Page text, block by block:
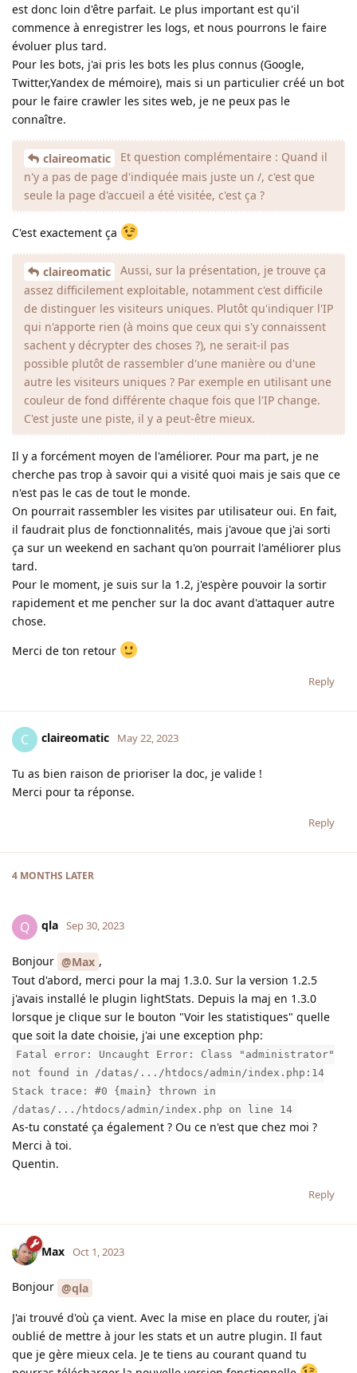
est donc loin d'être parfait. Le plus important est qu'il
commence à enregistrer les logs, et nous pourrons le faire
évoluer plus tard.
Pour les bots, j'ai pris les bots les plus connus (Google,
Twitter,Yandex de mémoire), mais si un particulier créé un bot
pour le faire crawler les sites web, je ne peux pas le
connaître.
claireomatic
Et question complémentaire : Quand il
n'y a pas de page d'indiquée mais juste un /, c'est que
seule la page d'accueil a été visitée, c'est ça ?
C'est exactement ça
claireomatic
Aussi, sur la présentation, je trouve ça
assez difficilement exploitable, notamment c'est difficile
de distinguer les visiteurs uniques. Plutôt qu'indiquer l'IP
qui n'apporte rien (à moins que ceux qui s'y connaissent
sachent y décrypter des choses ?), ne serait-il pas
possible plutôt de rassembler d'une manière ou d'une
autre les visiteurs uniques ? Par exemple en utilisant une
couleur de fond différente chaque fois que l'IP change.
C'est juste une piste, il y a peut-être mieux.
Il y a forcément moyen de l'améliorer. Pour ma part, je ne
cherche pas trop à savoir qui a visité quoi mais je sais que ce
n'est pas le cas de tout le monde.
On pourrait rassembler les visites par utilisateur oui. En fait,
il faudrait plus de fonctionnalités, mais j'avoue que j'ai sorti
ça sur un weekend en sachant qu'on pourrait l'améliorer plus
tard.
Pour le moment, je suis sur la 1.2, j'espère pouvoir la sortir
rapidement et me pencher sur la doc avant d'attaquer autre
chose.
Merci de ton retour
Reply
C claireomatic May 22, 2023
Tu as bien raison de prioriser la doc, je valide !
Merci pour ta réponse.
Reply
4 MONTHS LATER
Q qla Sep 30, 2023
Bonjour @Max ,
Tout d'abord, merci pour la maj 1.3.0. Sur la version 1.2.5
j'avais installé le plugin lightStats. Depuis la maj en 1.3.0
lorsque je clique sur le bouton "Voir les statistiques" quelle
que soit la date choisie, j'ai une exception php:
Fatal error: Uncaught Error: Class "administrator"
not found in /datas/.../htdocs/admin/index.php:14
Stack trace: #0 {main} thrown in
/datas/.../htdocs/admin/index.php on line 14
As-tu constaté ça également ? Ou ce n'est que chez moi ?
Merci à toi.
Quentin.
Reply
Max Oct 1, 2023
Bonjour @qla
J'ai trouvé d'où ça vient. Avec la mise en place du router, j'ai
oublié de mettre à jour les stats et un autre plugin. Il faut
que je gère mieux cela. Je te tiens au courant quand tu